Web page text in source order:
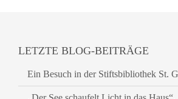
LETZTE BLOG-BEITRÄGE
Ein Besuch in der Stiftsbibliothek St.